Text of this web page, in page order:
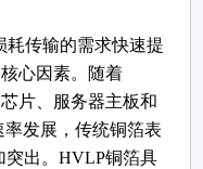
传输的需求快速提
心因素。随着
片、服务器主板和
发展，传统铜箔表
突出。HVLP铜箔具